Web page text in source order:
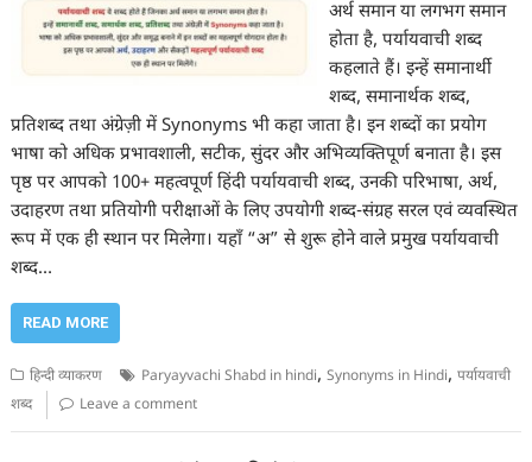
अर्थ समान या लगभग समान
होता है, पर्यायवाची शब्द
कहलाते हैं। इन्हें समानार्थी
शब्द, समानार्थक शब्द,
प्रतिशब्द तथा अंग्रेज़ी में Synonyms भी कहा जाता है। इन शब्दों का प्रयोग
भाषा को अधिक प्रभावशाली, सटीक, सुंदर और अभिव्यक्तिपूर्ण बनाता है। इस
पृष्ठ पर आपको 100+ महत्वपूर्ण हिंदी पर्यायवाची शब्द, उनकी परिभाषा, अर्थ,
उदाहरण तथा प्रतियोगी परीक्षाओं के लिए उपयोगी शब्द-संग्रह सरल एवं व्यवस्थित
रूप में एक ही स्थान पर मिलेगा। यहाँ “अ” से शुरू होने वाले प्रमुख पर्यायवाची
शब्द…
READ MORE
हिन्दी व्याकरण Paryayvachi Shabd in hindi,Synonyms in Hindi,पर्यायवाची
शब्द
Leave a comment